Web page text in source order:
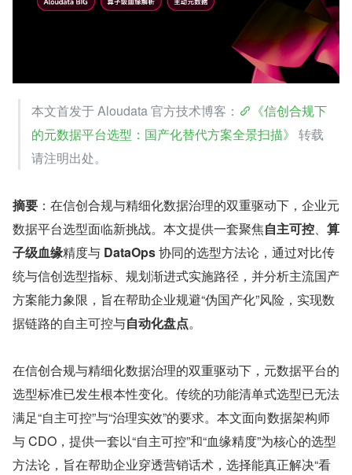
本文首发于 Aloudata 官方技术博客：
《信创合规下
的元数据平台选型：国产化替代方案全景扫描》 转载
请注明出处。
摘要 ：在信创合规与精细化数据治理的双重驱动下，企业元
数据平台选型面临新挑战。本文提供一套聚焦自主可控、 算
子级血缘精度与 DataOps 协同的选型方法论，通过对比传
统与信创选型指标、规划渐进式实施路径，并分析主流国产
方案能力象限，旨在帮助企业规避“伪国产化”风险，实现数
据链路的自主可控与自动化盘点。
在信创合规与精细化数据治理的双重驱动下，元数据平台的
选型标准已发生根本性变化。传统的功能清单式选型已无法
满足“自主可控”与“治理实效”的要求。本文面向数据架构师
与 CDO，提供一套以“自主可控”和“血缘精度”为核心的选型
方法论，旨在帮助企业穿透营销话术，选择能真正解决“看